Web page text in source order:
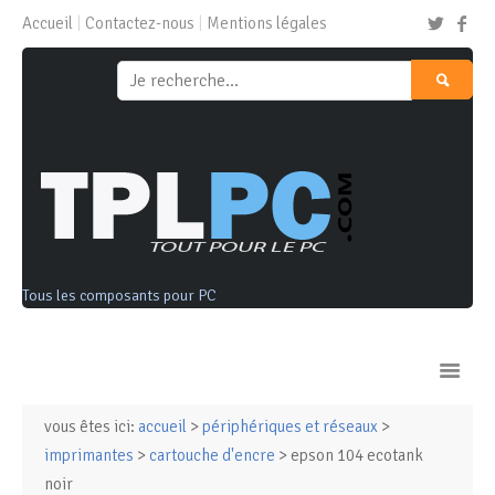
Accueil Contactez-nous Mentions légales
Tous les composants pour PC
Ordinateurs & Tablettes
vous êtes ici: accueil > périphériques et réseaux >
imprimantes > cartouche d'encre > epson 104 ecotank
noir